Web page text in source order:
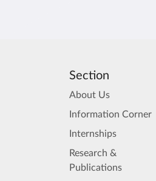
Section
About Us
Information Corner
Internships
Research &
Publications